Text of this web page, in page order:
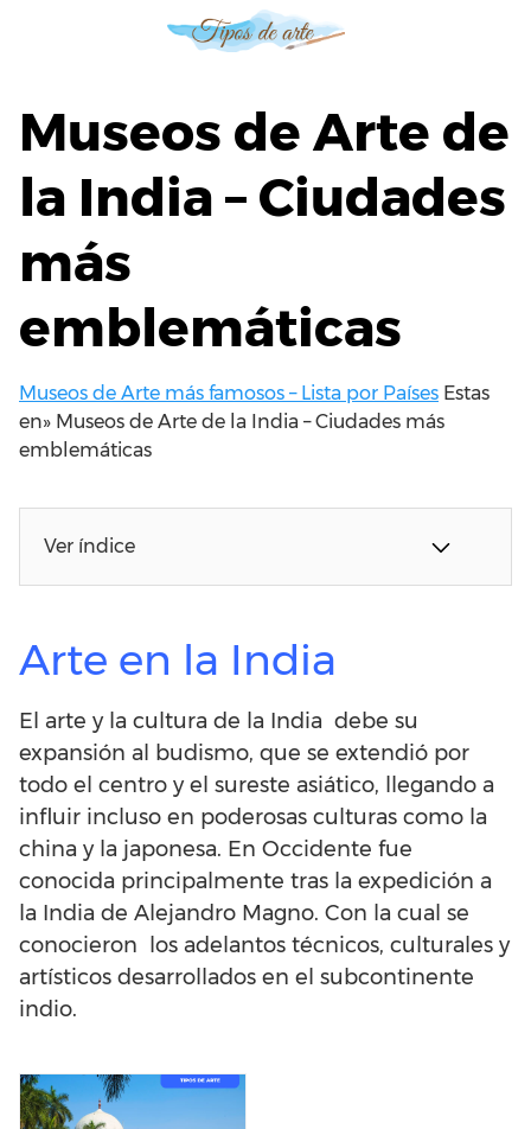
Museos de Arte de
la India – Ciudades
más
emblemáticas
Museos de Arte más famosos – Lista por Países Estas
en» Museos de Arte de la India – Ciudades más
emblemáticas
Ver índice
Arte en la India
El arte y la cultura de la India debe su
expansión al budismo, que se extendió por
todo el centro y el sureste asiático, llegando a
influir incluso en poderosas culturas como la
china y la japonesa. En Occidente fue
conocida principalmente tras la expedición a
la India de Alejandro Magno. Con la cual se
conocieron los adelantos técnicos, culturales y
artísticos desarrollados en el subcontinente
indio.